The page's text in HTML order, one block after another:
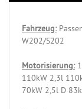
Fahrzeug:
W202/S202
Motorisierung:
110kW 2,3l
70kW 2,5l D